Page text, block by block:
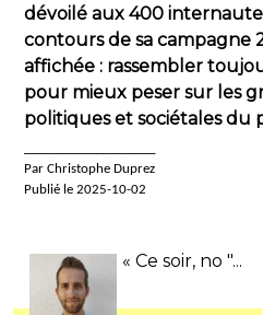
dévoilé aux 400
contours de sa campagne
affichée : rassembler
pour mieux peser sur les
politiques et sociétales du
Par Christophe Duprez
Publié le 2025-10-02
« Ce soir, no "...